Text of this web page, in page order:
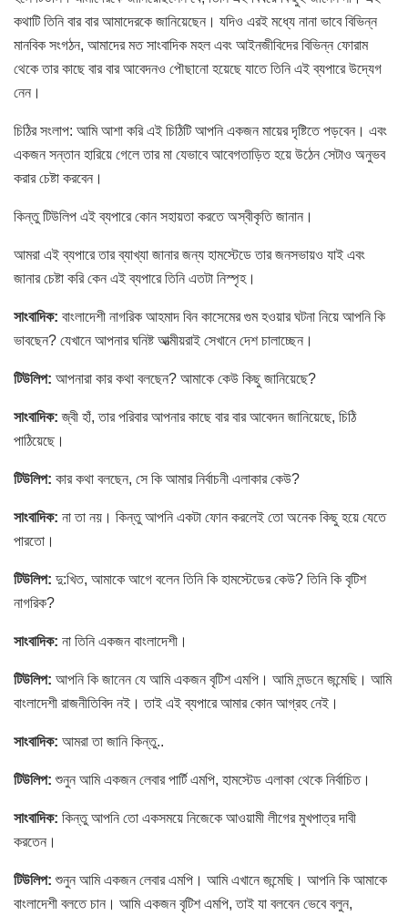
কথাটি তিনি বার বার আমাদেরকে জানিয়েছেন। যদিও এরই মধ্যে নানা ভাবে বিভিন্ন
মানবিক সংগঠন, আমাদের মত সাংবাদিক মহল এবং আইনজীবিদের বিভিন্ন ফোরাম
থেকে তার কাছে বার বার আবেদনও পৌছানো হয়েছে যাতে তিনি এই ব্যপারে উদ্যেগ
নেন।
চিঠির সংলাপ: আমি আশা করি এই চিঠিটি আপনি একজন মায়ের দৃষ্টিতে পড়বেন। এবং
একজন সন্তান হারিয়ে গেলে তার মা যেভাবে আবেগতাড়িত হয়ে উঠেন সেটাও অনুভব
করার চেষ্টা করবেন।
কিন্তু টিউলিপ এই ব্যপারে কোন সহায়তা করতে অস্বীকৃতি জানান।
আমরা এই ব্যপারে তার ব্যাখ্যা জানার জন্য হামস্টেডে তার জনসভায়ও যাই এবং
জানার চেষ্টা করি কেন এই ব্যপারে তিনি এতটা নিস্পৃহ।
সাংবাদিক: বাংলাদেশী নাগরিক আহমাদ বিন কাসেমের গুম হওয়ার ঘটনা নিয়ে আপনি কি
ভাবছেন? যেখানে আপনার ঘনিষ্ট আত্মীয়রাই সেখানে দেশ চালাচ্ছেন।
টিউলিপ: আপনারা কার কথা বলছেন? আমাকে কেউ কিছু জানিয়েছে?
সাংবাদিক: জ্বী হাঁ, তার পরিবার আপনার কাছে বার বার আবেদন জানিয়েছে, চিঠি
পাঠিয়েছে।
টিউলিপ: কার কথা বলছেন, সে কি আমার নির্বাচনী এলাকার কেউ?
সাংবাদিক: না তা নয়। কিন্তু আপনি একটা ফোন করলেই তো অনেক কিছু হয়ে যেতে
পারতো।
টিউলিপ: দু:খিত, আমাকে আগে বলেন তিনি কি হামস্টেডের কেউ? তিনি কি বৃটিশ
নাগরিক?
সাংবাদিক: না তিনি একজন বাংলাদেশী।
টিউলিপ: আপনি কি জানেন যে আমি একজন বৃটিশ এমপি। আমি লন্ডনে জন্মেছি। আমি
বাংলাদেশী রাজনীতিবিদ নই। তাই এই ব্যপারে আমার কোন আগ্রহ নেই।
সাংবাদিক: আমরা তা জানি কিন্তু..
টিউলিপ: শুনুন আমি একজন লেবার পার্টি এমপি, হামস্টেড এলাকা থেকে নির্বাচিত।
সাংবাদিক: কিন্তু আপনি তো একসময়ে নিজেকে আওয়ামী লীগের মুখপাত্র দাবী
করতেন।
টিউলিপ: শুনুন আমি একজন লেবার এমপি। আমি এখানে জন্মেছি। আপনি কি আমাকে
বাংলাদেশী বলতে চান। আমি একজন বৃটিশ এমপি, তাই যা বলবেন ভেবে বলুন,